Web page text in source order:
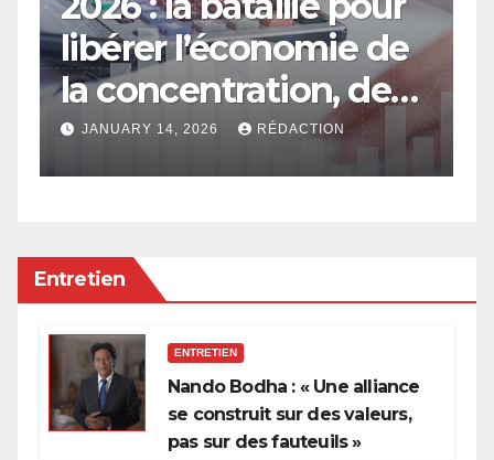
libérer l’économie de
la concentration, de
l’oligarchie et des
privilèges hérités
JANUARY 14, 2026 RÉDACTION
Entretien
ENTRETIEN
Nando Bodha : « Une alliance
se construit sur des valeurs,
pas sur des fauteuils »